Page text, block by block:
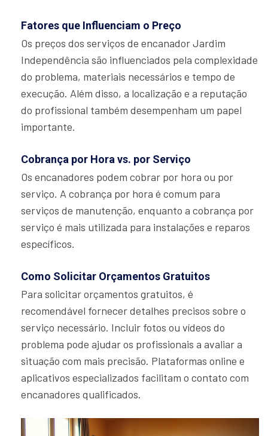
Fatores que Influenciam o Preço
Os preços dos serviços de encanador Jardim
Independência são influenciados pela complexidade
do problema, materiais necessários e tempo de
execução. Além disso, a localização e a reputação
do profissional também desempenham um papel
importante.
Cobrança por Hora vs. por Serviço
Os encanadores podem cobrar por hora ou por
serviço. A cobrança por hora é comum para
serviços de manutenção, enquanto a cobrança por
serviço é mais utilizada para instalações e reparos
específicos.
Como Solicitar Orçamentos Gratuitos
Para solicitar orçamentos gratuitos, é
recomendável fornecer detalhes precisos sobre o
serviço necessário. Incluir fotos ou vídeos do
problema pode ajudar os profissionais a avaliar a
situação com mais precisão. Plataformas online e
aplicativos especializados facilitam o contato com
encanadores qualificados.